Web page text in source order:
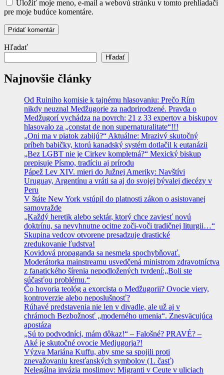
Uložiť moje meno, e-mail a webovú stránku v tomto prehliadači
pre moje budúce komentáre.
Hľadať
Hľadať
Najnovšie články
Od Ruiniho komisie k tajnému hlasovaniu: Prečo Rím
nikdy neuznal Medžugorie za nadprirodzené. Pravda o
Medžugorí vychádza na povrch: 21 z 33 expertov a biskupov
hlasovalo za „constat de non supernaturalitate“!!!
„Oni ma v piatok zabijú?“ Aktuálne: Mrazivý skutočný
príbeh babičky, ktorú kanadský systém dotlačil k eutanázii
„Bez LGBT nie je Cirkev kompletná?“ Mexický biskup
prepisuje Písmo, tradíciu aj prírodu
Pápež Lev XIV. mieri do Južnej Ameriky: Navštívi
Uruguay, Argentínu a vráti sa aj do svojej bývalej diecézy v
Peru
V štáte New York vstúpil do platnosti zákon o asistovanej
samovražde
„Každý heretik alebo sektár, ktorý chce zaviesť novú
doktrínu, sa nevyhnutne ocitne zoči-voči tradičnej liturgii…“
Skupina vedcov otvorene presadzuje drastické
zredukovanie ľudstva!
Kovidová propaganda sa nesmela spochybňovať.
Moderátorka mainstreamu usvedčená ministrom zdravotníctva
z fanatického šírenia nepodložených tvrdení:„Boli ste
súčasťou problému.“
Čo hovoria teológ a exorcista o Medžugorii? Ovocie viery,
kontroverzie alebo neposlušnosť?
Rúhavé predstavenia nie len v divadle, ale už aj v
chrámoch Bezbožnosť „moderného umenia“. Znesväcujúca
apostáza
„Sú to podvodníci, mám dôkaz!“ – Falošné? PRAVÉ? –
Aké je skutočné ovocie Medjugorja?!
Výzva Mariána Kuffu, aby sme sa spojili proti
znevažovaniu kresťanských symbolov (1. časť)
Nelegálna invázia moslimov: Migranti v Ceute v uliciach